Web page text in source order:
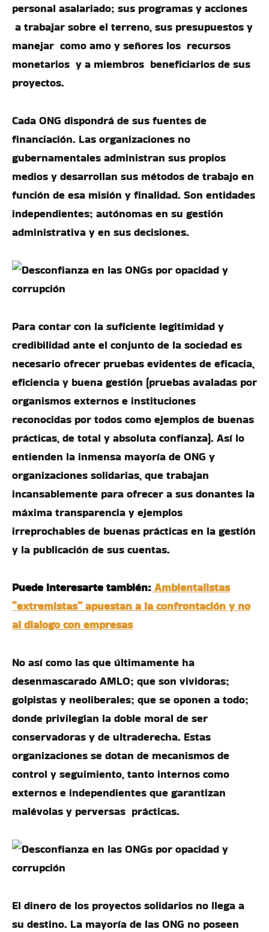
personal asalariado; sus programas y acciones
a trabajar sobre el terreno, sus presupuestos y
manejar como amo y señores los recursos
monetarios y a miembros beneficiarios de sus
proyectos.
Cada ONG dispondrá de sus fuentes de
financiación. Las organizaciones no
gubernamentales administran sus propios
medios y desarrollan sus métodos de trabajo en
función de esa misión y finalidad. Son entidades
independientes; autónomas en su gestión
administrativa y en sus decisiones.
Para contar con la suficiente legitimidad y
credibilidad ante el conjunto de la sociedad es
necesario ofrecer pruebas evidentes de eficacia,
eficiencia y buena gestión (pruebas avaladas por
organismos externos e instituciones
reconocidas por todos como ejemplos de buenas
prácticas, de total y absoluta confianza). Así lo
entienden la inmensa mayoría de ONG y
organizaciones solidarias, que trabajan
incansablemente para ofrecer a sus donantes la
máxima transparencia y ejemplos
irreprochables de buenas prácticas en la gestión
y la publicación de sus cuentas.
Puede interesarte también: Ambientalistas
“extremistas” apuestan a la confrontación y no
al dialogo con empresas
No así como las que últimamente ha
desenmascarado AMLO; que son vividoras;
golpistas y neoliberales; que se oponen a todo;
donde privilegian la doble moral de ser
conservadoras y de ultraderecha. Estas
organizaciones se dotan de mecanismos de
control y seguimiento, tanto internos como
externos e independientes que garantizan
malévolas y perversas prácticas.
El dinero de los proyectos solidarios no llega a
su destino. La mayoría de las ONG no poseen